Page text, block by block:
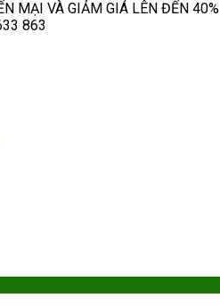
MẠI VÀ GIẢM GIÁ LÊN ĐẾN 40%
863